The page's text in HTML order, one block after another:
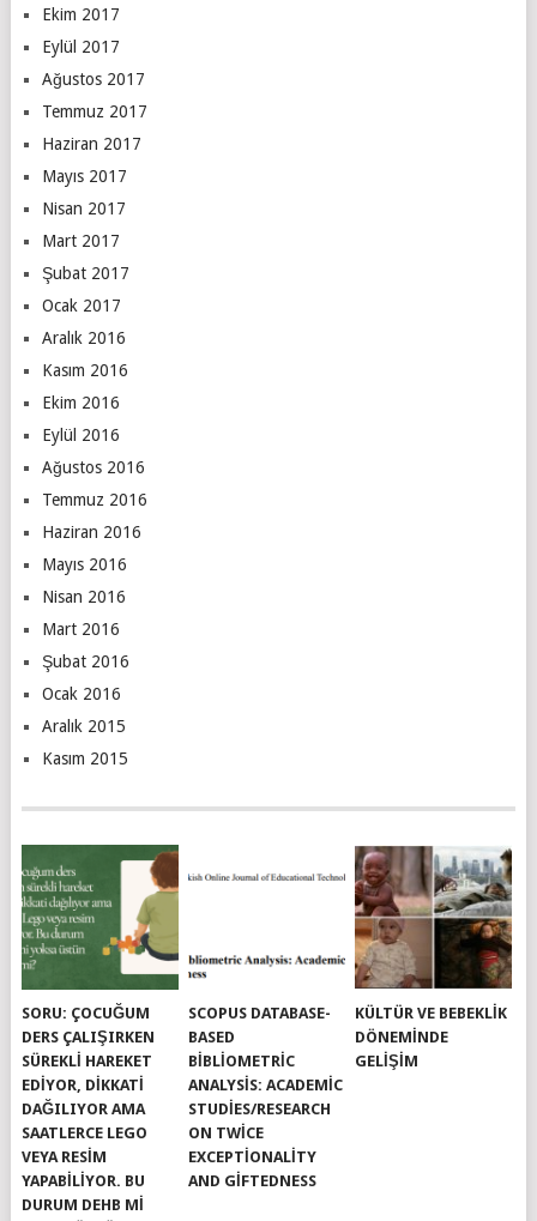
Ekim 2017
Eylül 2017
Ağustos 2017
Temmuz 2017
Haziran 2017
Mayıs 2017
Nisan 2017
Mart 2017
Şubat 2017
Ocak 2017
Aralık 2016
Kasım 2016
Ekim 2016
Eylül 2016
Ağustos 2016
Temmuz 2016
Haziran 2016
Mayıs 2016
Nisan 2016
Mart 2016
Şubat 2016
Ocak 2016
Aralık 2015
Kasım 2015
SORU: ÇOCUĞUM
DERS ÇALIŞIRKEN
SÜREKLI HAREKET
EDIYOR, DIKKATI
DAĞILIYOR AMA
SAATLERCE LEGO
VEYA RESIM
YAPABILIYOR. BU
DURUM DEHB MI
SCOPUS DATABASE-
BASED
BIBLIOMETRIC
ANALYSIS: ACADEMIC
STUDIES/RESEARCH
ON TWICE
EXCEPTIONALITY
AND GIFTEDNESS
KÜLTÜR VE BEBEKLIK
DÖNEMINDE
GELIŞIM